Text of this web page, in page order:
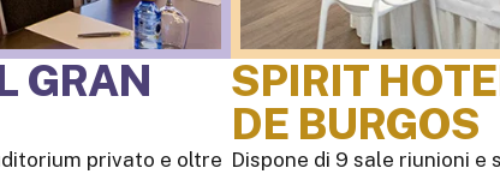
GRAN
privato e oltre
SPIRIT
DE BURGOS
Dispone di 9 sale riunioni e